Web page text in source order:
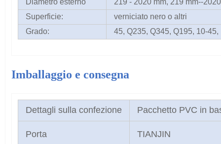
Diametro esterno
219 - 2020 mm, 219 mm--
Superficie:
verniciato nero o altri
Grado:
45, Q235, Q345, Q195, 10-
Imballaggio e consegna
Dettagli sulla confezione Pacchetto PVC in
Porta TIANJIN